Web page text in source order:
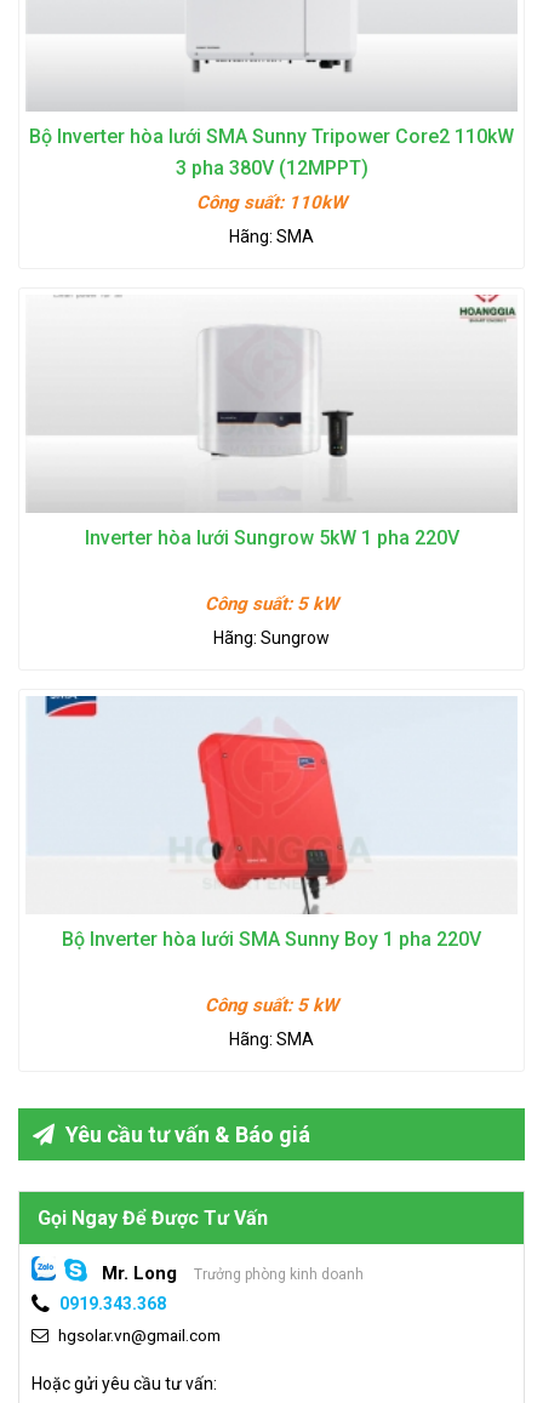
Bộ Inverter hòa lưới SMA Sunny Tripower Core2 110kW
3 pha 380V (12MPPT)
Công suất: 110kW
Hãng: SMA
Inverter hòa lưới Sungrow 5kW 1 pha 220V
Công suất: 5 kW
Hãng: Sungrow
Bộ Inverter hòa lưới SMA Sunny Boy 1 pha 220V
Công suất: 5 kW
Hãng: SMA
Yêu cầu tư vấn & Báo giá
Gọi Ngay Để Được Tư Vấn
Mr. Long Trưởng phòng kinh doanh
0919.343.368
hgsolar.vn@gmail.com
Hoặc gửi yêu cầu tư vấn: